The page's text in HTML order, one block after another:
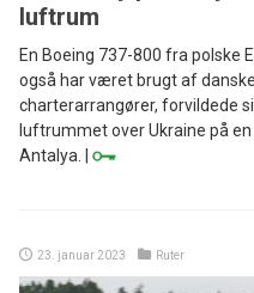
luftrum
En Boeing 737-800 fra polske
også har været brugt af danske
charterarrangører, forvildede
luftrummet over Ukraine på en
Antalya. |
23. januar 2023 Ruter